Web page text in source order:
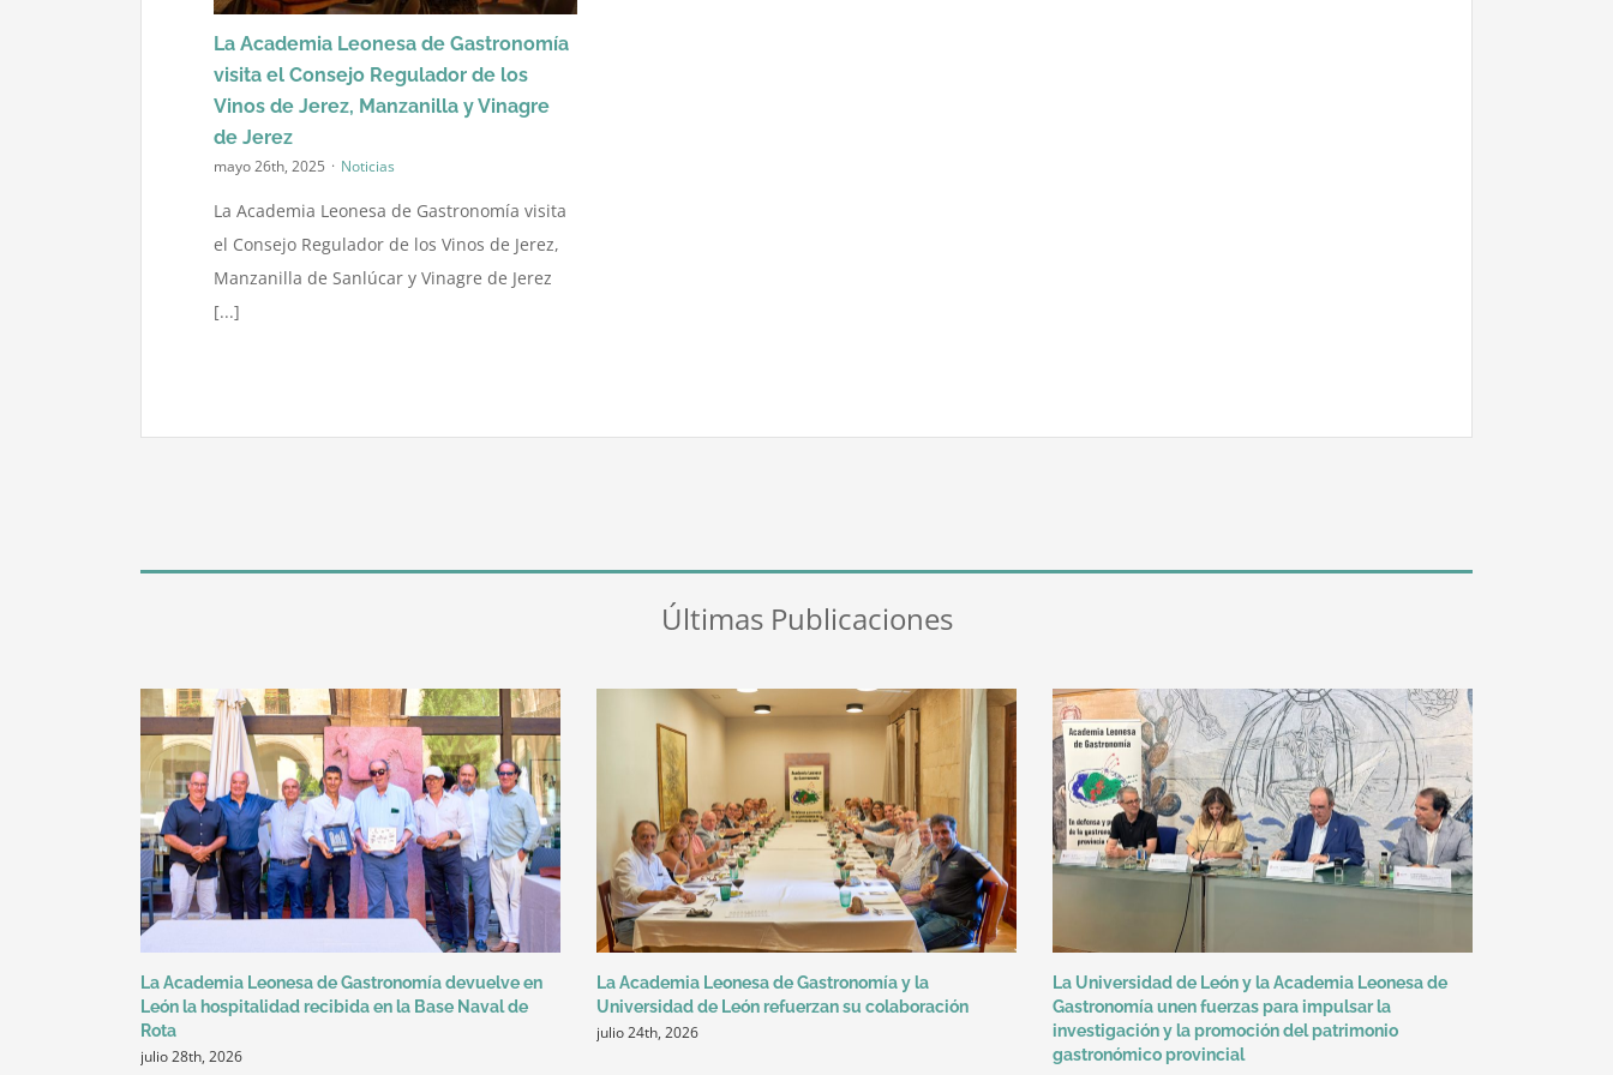
La Academia Leonesa de Gastronomía
visita el Consejo Regulador de los
Vinos de Jerez, Manzanilla y Vinagre
de Jerez
mayo 26th, 2025 · Noticias
La Academia Leonesa de Gastronomía visita
el Consejo Regulador de los Vinos de Jerez,
Manzanilla de Sanlúcar y Vinagre de Jerez
[...]
Últimas Publicaciones
La Academia Leonesa de Gastronomía devuelve en
León la hospitalidad recibida en la Base Naval de
Rota
julio 28th, 2026
La Academia Leonesa de Gastronomía y la
Universidad de León refuerzan su colaboración
julio 24th, 2026
La Universidad de León y la Academia Leonesa de
Gastronomía unen fuerzas para impulsar la
investigación y la promoción del patrimonio
gastronómico provincial